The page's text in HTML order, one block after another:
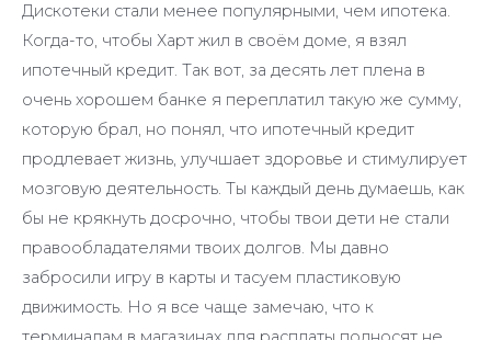
Дискотеки стали менее популярными, чем ипотека.
Когда-то, чтобы Харт жил в своём доме, я взял
ипотечный кредит. Так вот, за десять лет плена в
очень хорошем банке я переплатил такую же сумму,
которую брал, но понял, что ипотечный кредит
продлевает жизнь, улучшает здоровье и стимулирует
мозговую деятельность. Ты каждый день думаешь, как
бы не крякнуть досрочно, чтобы твои дети не стали
правообладателями твоих долгов. Мы давно
забросили игру в карты и тасуем пластиковую
движимость. Но я все чаще замечаю, что к